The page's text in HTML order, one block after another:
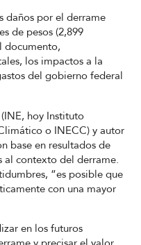
daños por el derrame
de pesos (2,899
documento,
los impactos a la
del gobierno federal
hoy Instituto
o INECC) y autor
base en resultados de
al contexto del derrame.
“es posible que
con una mayor
en los futuros